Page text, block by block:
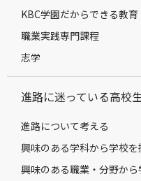
KBC学園だからできる教育
職業実践専門課程
志学
進路に迷っている高校
進路について考える
興味のある学科から学校を
興味のある職業・分野か